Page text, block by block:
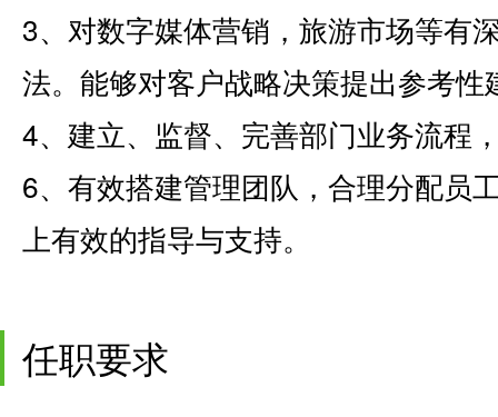
3、对数字媒体营销，旅游市场等有
法。能够对客户战略决策提出参考性
4、建立、监督、完善部门业务流程
6、有效搭建管理团队，合理分配员
上有效的指导与支持。
任职要求